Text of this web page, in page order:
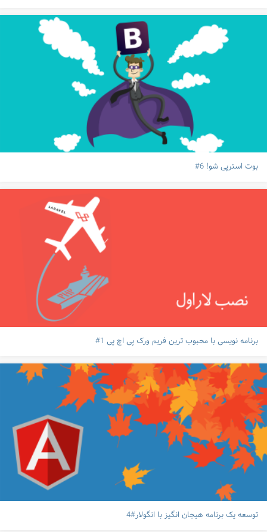
بوت استرپی شو! 6#
برنامه نویسی با محبوب ترین فریم ورک پی اچ پی 1#
توسعه یک برنامه هیجان انگیز با انگولار#4